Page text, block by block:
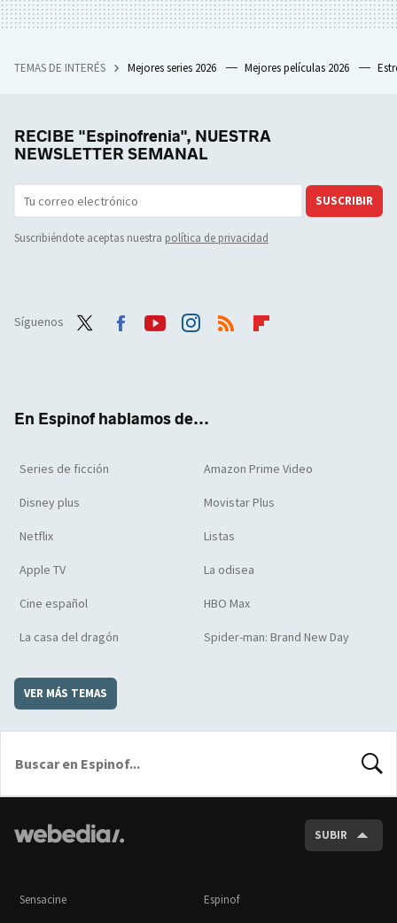
TEMAS DE INTERÉS Mejores series 2026 Mejores películas 2026
RECIBE "Espinofrenia", NUESTRA
NEWSLETTER SEMANAL
SUSCRIBIR
Suscribiéndote aceptas nuestra política de privacidad
Síguenos
En Espinof hablamos de...
Series de ficción Amazon Prime Video
Disney plus Movistar Plus
Netflix Listas
Apple TV La odisea
Cine español HBO Max
La casa del dragón Spider-man: Brand New Day
VER MÁS TEMAS
SUBIR
Sensacine Espinof